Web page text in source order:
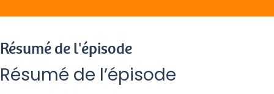
Résumé de l'épisode
Résumé de l’épisode